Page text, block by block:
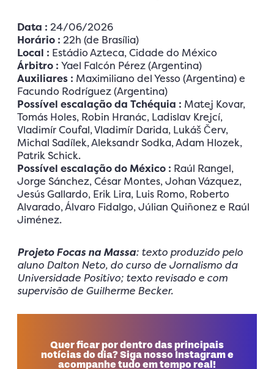
Data : 24/06/2026
Horário : 22h (de Brasília)
Local : Estádio Azteca, Cidade do México
Árbitro : Yael Falcón Pérez (Argentina)
Auxiliares : Maximiliano del Yesso (Argentina) e
Facundo Rodríguez (Argentina)
Possível escalação da Tchéquia : Matej Kovar,
Tomás Holes, Robin Hranác, Ladislav Krejcí,
Vladimír Coufal, Vladimír Darida, Lukáš Červ,
Michal Sadílek, Aleksandr Sodka, Adam Hlozek,
Patrik Schick.
Possível escalação do México : Raúl Rangel,
Jorge Sánchez, César Montes, Johan Vázquez,
Jesús Gallardo, Erik Lira, Luis Romo, Roberto
Alvarado, Álvaro Fidalgo, Júlian Quiñonez e Raúl
Jiménez.
Projeto Focas na Massa: texto produzido pelo
aluno Dalton Neto, do curso de Jornalismo da
Universidade Positivo; texto revisado e com
supervisão de Guilherme Becker.
Quer ficar por dentro das principais
notícias do dia? Siga nosso Instagram e
acompanhe tudo em tempo real!